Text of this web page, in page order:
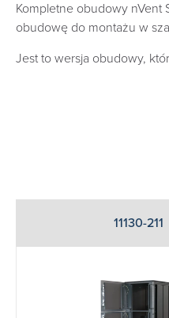
Kompletne obudowy nVent
obudowę do montażu w
Jest to wersja obudowy,
11130-211